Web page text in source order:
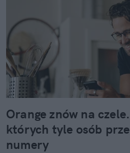
ulubieni autorzy to Ottessa
Kuang oraz Haruki
interesują mnie wszelkie
szeroko pojętej kultury –
mody. W wolnym czasie lubię
przejść się na spacer
natomiast najbardziej cieszy
wyjazdu w góry (Bieszczady
podróży za granicę.
krajami dalekiej północy, a
gdzie można podziwiać zorzę
tekstach chciałabym
Orange znów na
których tyle osób
numery